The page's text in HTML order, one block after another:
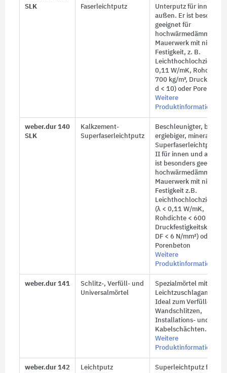
SLK
Faserleichtputz
Unterputz für innen
außen. Er ist besonders
geeignet für
hochwärmedämmendes
Mauerwerk mit
Festigkeit, z. B.
Leichthochlochziegel (
0,11 W/mK, Rohdichte
700 kg/m³,
d < 10) oder
Weitere
Produktinformationen
weber.dur 140
SLK
Kalkzement-
Superfaserleichtputz
Beschleunigter,
ergiebiger,
Superfaserleichtputz
II für innen und außen.
ist besonders geeignet
hochwärmedämmendes
Mauerwerk mit
Festigkeit z.B.
Leichthochlochziegel
(λ < 0,11 W/mK,
Rohdichte < 600 kg/m³
Druckfestigkeitsklasse
DF < 6 N/mm²) oder
Porenbeton
Weitere
Produktinformationen
weber.dur 141
Schlitz-, Verfüll- und
Universalmörtel
Spezialmörtel mit
Leichtzuschlaganteil.
Ideal zum Verfüllen von
Wandschlitzen,
Installations- und
Kabelschächten.
Weitere
Produktinformationen
weber.dur 142
Leichtputz
Superleichtputz für